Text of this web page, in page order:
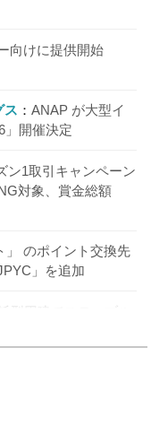
向けに提供開始
ス
ANAP が大型イ
」開催決定
ン1取引キャンペーン
対象、賞金総額
」 のポイント交換先
」を追加
託型円建てステーブル